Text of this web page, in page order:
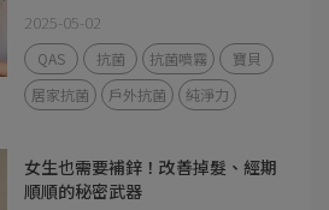
2025-05-02
QAS 抗菌 抗菌噴霧
寶貝
居家抗菌
戶外抗菌 純淨力
女生也需要補鋅！改善掉髮、經期
順順的秘密武器